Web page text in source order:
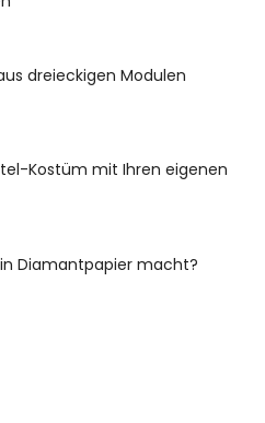
dreieckigen Modulen
Kostüm mit Ihren eigenen
Diamantpapier macht?